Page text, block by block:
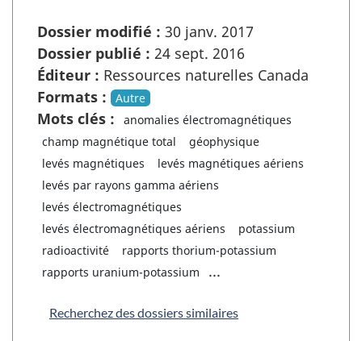
Dossier modifié : 30 janv. 2017
Dossier publié : 24 sept. 2016
Éditeur : Ressources naturelles Canada
Formats :
Autre
Mots clés :
anomalies électromagnétiques
champ magnétique total
géophysique
levés magnétiques
levés magnétiques aériens
levés par rayons gamma aériens
levés électromagnétiques
levés électromagnétiques aériens
potassium
radioactivité
rapports thorium-potassium
rapports uranium-potassium
...
Recherchez des dossiers similaires